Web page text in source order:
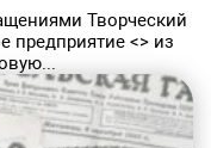
Творческий
предприятие <> из